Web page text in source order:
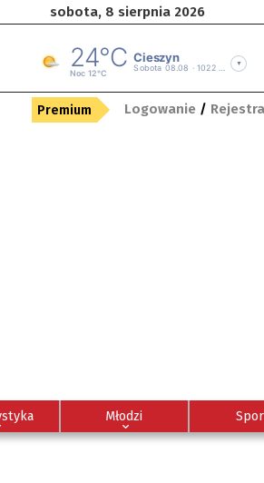
sobota, 8 sierpnia 2026
Premium Logowanie /
Młodzi